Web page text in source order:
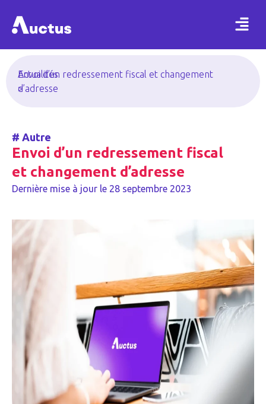
Actualités
>
Envoi d’un redressement fiscal et changement
d’adresse
# Autre
Envoi d’un redressement fiscal
et changement d’adresse
Dernière mise à jour le 28 septembre 2023